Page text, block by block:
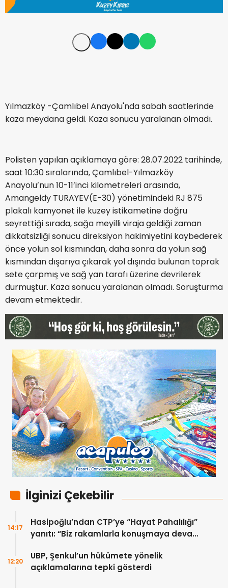
Yılmazköy -Çamlıbel Anayolu'nda sabah saatlerinde
kaza meydana geldi. Kaza sonucu yaralanan olmadı.
Polisten yapılan açıklamaya göre: 28.07.2022 tarihinde,
saat 10:30 sıralarında, Çamlıbel-Yılmazköy
Anayolu’nun 10-11’inci kilometreleri arasında,
Amangeldy TURAYEV(E-30) yönetimindeki RJ 875
plakalı kamyonet ile kuzey istikametine doğru
seyrettiği sırada, sağa meyilli viraja geldiği zaman
dikkatsizliği sonucu direksiyon hakimiyetini kaybederek
önce yolun sol kısmından, daha sonra da yolun sağ
kısmından dışarıya çıkarak yol dışında bulunan toprak
sete çarpmış ve sağ yan tarafı üzerine devrilerek
durmuştur. Kaza sonucu yaralanan olmadı. Soruşturma
devam etmektedir.
İlginizi Çekebilir
Hasipoğlu’ndan CTP’ye “Hayat Pahalılığı”
yanıtı: “Biz rakamlarla konuşmaya devam
14:17
UBP, Şenkul’un hükümete yönelik
açıklamalarına tepki gösterdi
12:20